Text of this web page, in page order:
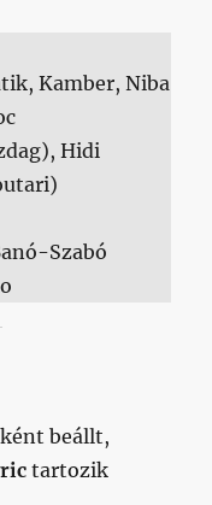
Kamber, Niba
Hidi
Szabó
beállt,
tartozik